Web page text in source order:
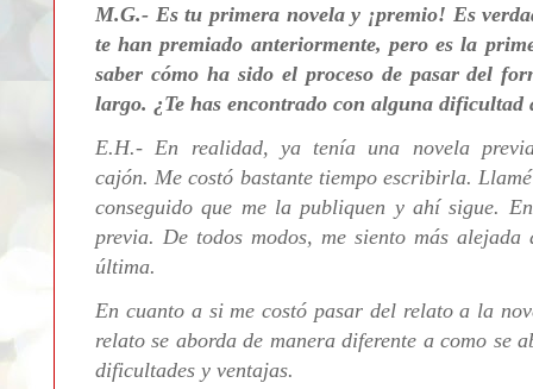
M.G.- Es tu primera novela y ¡premio! Es
te han premiado anteriormente, pero es la
saber cómo ha sido el proceso de pasar del
largo. ¿Te has encontrado con alguna dificultad
E.H.- En realidad, ya tenía una novela
cajón. Me costó bastante tiempo escribirla.
conseguido que me la publiquen y ahí sigue.
previa. De todos modos, me siento más
última.
En cuanto a si me costó pasar del relato a la
relato se aborda de manera diferente a como se
dificultades y ventajas.